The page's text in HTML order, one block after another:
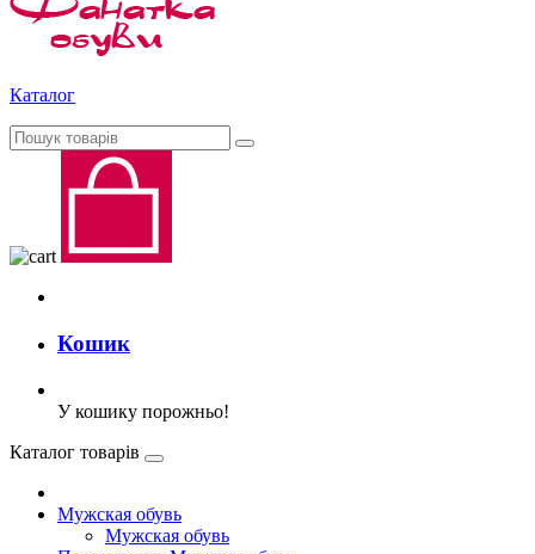
Каталог
Кошик
У кошику порожньо!
Каталог товарів
Мужская обувь
Мужская обувь